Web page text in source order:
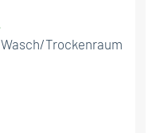
Wasch/Trockenraum